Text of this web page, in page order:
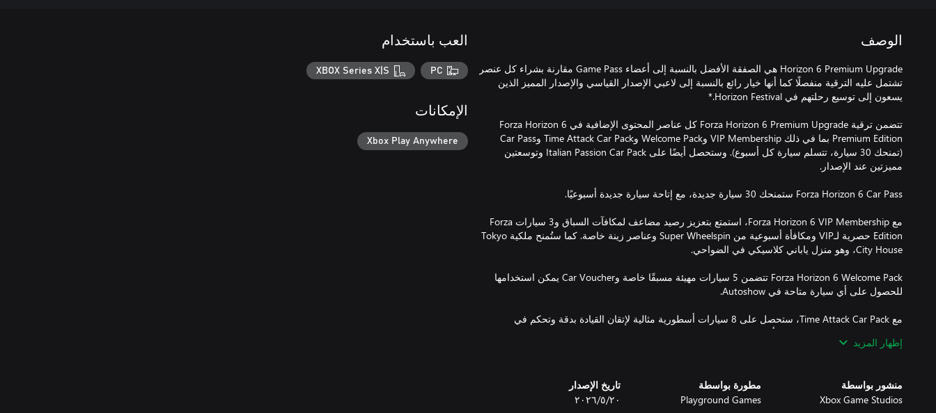
الوصف
Horizon 6 Premium Upgrade هي الصفقة الأفضل بالنسبة إلى أعضاء Game Pass مقارنة بشراء كل عنصر
تشتمل عليه الترقية منفصلًا كما أنها خيار رائع بالنسبة إلى لاعبي الإصدار القياسي والإصدار المميز الذين
تتضمن ترقية Forza Horizon 6 Premium Upgrade كل عناصر المحتوى الإضافية في Forza Horizon 6
Premium Edition بما في ذلك VIP Membership وWelcome Pack وTime Attack Car Pack وCar Pass
(تمنحك 30 سيارة، تتسلم سيارة كل أسبوع). وستحصل أيضًا على Italian Passion Car Pack وتوسعتين
مع Forza Horizon 6 VIP Membership، استمتع بتعزيز رصيد مضاعف لمكافآت السباق و3 سيارات Forza
Edition حصرية لـVIP ومكافأة أسبوعية من Super Wheelspin وعناصر زينة خاصة. كما ستُمنح ملكية Tokyo
Forza Horizon 6 Welcome Pack تتضمن 5 سيارات مهيئة مسبقًا خاصة وCar Voucher يمكن استخدامها
مع Time Attack Car Pack، ستحصل على 8 سيارات أسطورية مثالية لإتقان القيادة بدقة وتحكم في
كما تتضمن الترقية المميزة توسعتين مقبلتين للعبة. ستقدم كل توسعة عند إتاحتها موقعًا جديدًا لاستكشافه
إظهار المزيد
منشور بواسطة
Xbox Game Studios
مطورة بواسطة
Playground Games
تاريخ الإصدار
٢٠‏/٥‏/٢٠٢٦
العب باستخدام
PC
XBOX Series X|S
الإمكانات
Xbox Play Anywhere